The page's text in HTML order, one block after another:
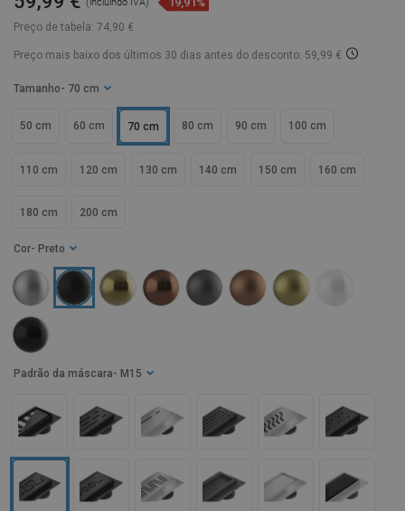
Preço de tabela: 74,90 €
(incluindo IVA)
Preço mais baixo dos últimos 30 dias antes do desconto: 59,99 €
Tamanho - 70 cm
50 cm 60 cm 70 cm 80 cm 90 cm 100 cm
110 cm 120 cm 130 cm 140 cm 150 cm 160 cm
180 cm 200 cm
Cor - Preto
Padrão da máscara - M15